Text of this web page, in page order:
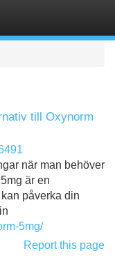
till Oxynorm
när man behöver
är en
påverka din
5mg/
Report this page